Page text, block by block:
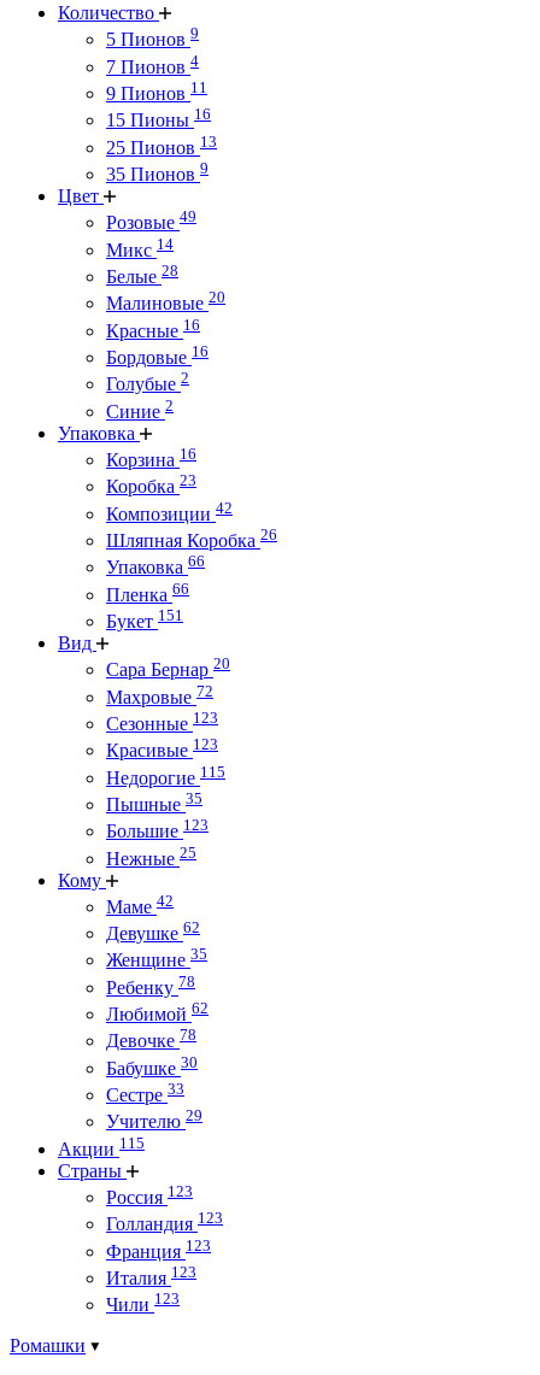
Количество
5 Пионов 9
7 Пионов 4
9 Пионов 11
15 Пионы 16
25 Пионов 13
35 Пионов 9
Цвет
Розовые 49
Микс 14
Белые 28
Малиновые 20
Красные 16
Бордовые 16
Голубые 2
Синие 2
Упаковка
Корзина 16
Коробка 23
Композиции 42
Шляпная Коробка 26
Упаковка 66
Пленка 66
Букет 151
Вид
Сара Бернар 20
Махровые 72
Сезонные 123
Красивые 123
Недорогие 115
Пышные 35
Большие 123
Нежные 25
Кому
Маме 42
Девушке 62
Женщине 35
Ребенку 78
Любимой 62
Девочке 78
Бабушке 30
Сестре 33
Учителю 29
Акции 115
Страны
Россия 123
Голландия 123
Франция 123
Италия 123
Чили 123
Ромашки